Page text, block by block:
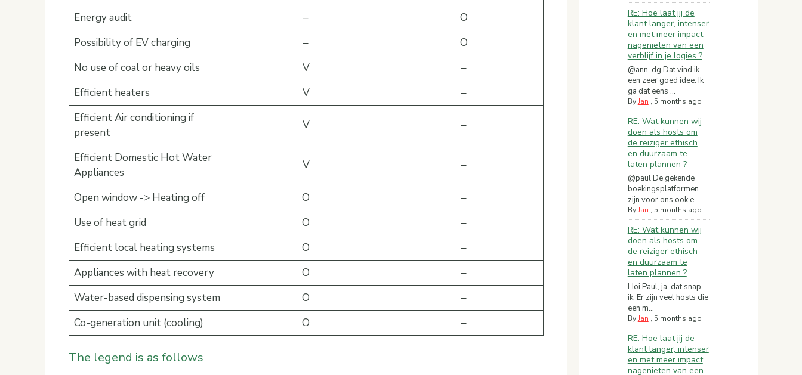
Energy audit
–
O
Possibility of EV charging
–
O
No use of coal or heavy oils
V
–
Efficient heaters
V
–
Efficient Air conditioning if
present
V –
Efficient Domestic Hot Water
Appliances
V –
Open window -> Heating off O
–
Use of heat grid
O
–
Efficient local heating systems
O
–
Appliances with heat recovery
O
–
Water-based dispensing system
O
–
Co-generation unit (cooling)
O –
The legend is as follows
RE: Hoe laat jij de
klant langer, intenser
en met meer impact
nagenieten van een
verblijf in je logies ?
@ann-dg Dat vind ik
een zeer goed idee. Ik
ga dat eens ...
ByJan , 5 months ago
RE: Wat kunnen wij
doen als hosts om
de reiziger ethisch
en duurzaam te
laten plannen ?
@paul De gekende
boekingsplatformen
zijn voor ons ook e...
ByJan , 5 months ago
RE: Wat kunnen wij
doen als hosts om
de reiziger ethisch
en duurzaam te
laten plannen ?
Hoi Paul, ja, dat snap
ik. Er zijn veel hosts die
een m...
ByJan , 5 months ago
RE: Hoe laat jij de
klant langer, intenser
en met meer impact
nagenieten van een